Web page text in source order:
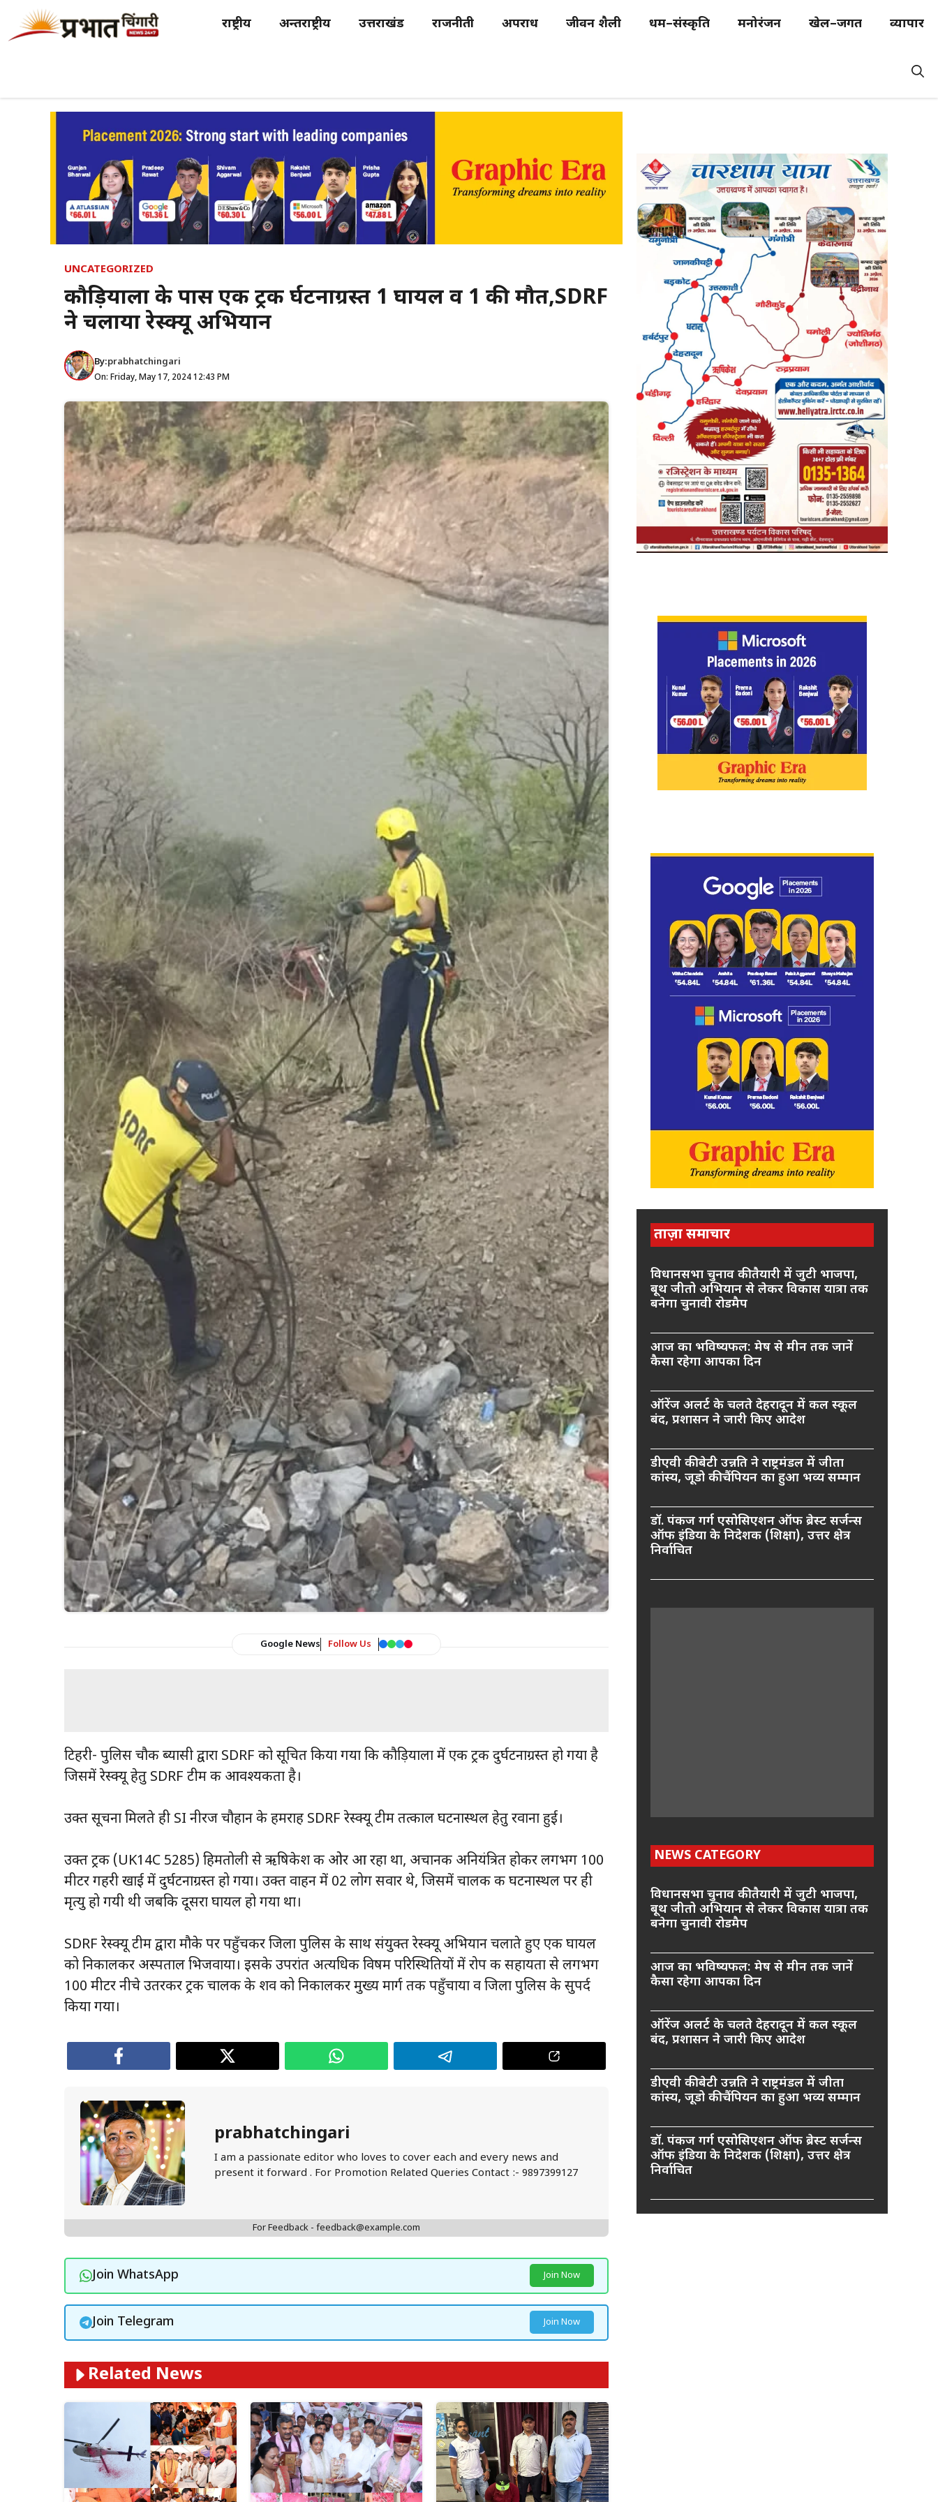
राष्ट्रीय अन्तर्राष्ट्रीय उत्तराखंड राजनीती अपराध जीवन शैली धर्म–संस्कृति मनोरंजन खेल–जगत व्यापार
UNCATEGORIZED
कौड़ियाला के पास एक ट्रक दुर्घटनाग्रस्त 1 घायल व 1 की मौत,SDRF
ने चलाया रेस्क्यू अभियान
By:prabhatchingari
On: Friday, May 17, 2024 12:43 PM
Google News Follow Us
टिहरी- पुलिस चौकी ब्यासी द्वारा SDRF को सूचित किया गया कि कौड़ियाला में एक ट्रक दुर्घटनाग्रस्त हो गया है
जिसमें रेस्क्यू हेतु SDRF टीम की आवश्यकता है।
उक्त सूचना मिलते ही SI नीरज चौहान के हमराह SDRF रेस्क्यू टीम तत्काल घटनास्थल हेतु रवाना हुई।
उक्त ट्रक (UK14C 5285) हिमतोली से ऋषिकेश की ओर आ रहा था, अचानक अनियंत्रित होकर लगभग 100
मीटर गहरी खाई में दुर्घटनाग्रस्त हो गया। उक्त वाहन में 02 लोग सवार थे, जिसमें चालक की घटनास्थल पर ही
मृत्यु हो गयी थी जबकि दूसरा घायल हो गया था।
SDRF रेस्क्यू टीम द्वारा मौके पर पहुँचकर जिला पुलिस के साथ संयुक्त रेस्क्यू अभियान चलाते हुए एक घायल
को निकालकर अस्पताल भिजवाया। इसके उपरांत अत्यधिक विषम परिस्थितियों में रोप की सहायता से लगभग
100 मीटर नीचे उतरकर ट्रक चालक के शव को निकालकर मुख्य मार्ग तक पहुँचाया व जिला पुलिस के सुपर्द
किया गया।
prabhatchingari
I am a passionate editor who loves to cover each and every news and
present it forward . For Promotion Related Queries Contact :- 9897399127
For Feedback - feedback@example.com
Join WhatsApp Join Now
Join Telegram Join Now
Related News
ताज़ा समाचार
विधानसभा चुनाव की तैयारी में जुटी भाजपा,
बूथ जीतो अभियान से लेकर विकास यात्रा तक
बनेगा चुनावी रोडमैप
आज का भविष्यफल: मेष से मीन तक जानें
कैसा रहेगा आपका दिन
ऑरेंज अलर्ट के चलते देहरादून में कल स्कूल
बंद, प्रशासन ने जारी किए आदेश
डीएवी की बेटी उन्नति ने राष्ट्रमंडल में जीता
कांस्य, जूडो की चैंपियन का हुआ भव्य सम्मान
डॉ. पंकज गर्ग एसोसिएशन ऑफ ब्रेस्ट सर्जन्स
ऑफ इंडिया के निदेशक (शिक्षा), उत्तर क्षेत्र
निर्वाचित
NEWS CATEGORY
विधानसभा चुनाव की तैयारी में जुटी भाजपा,
बूथ जीतो अभियान से लेकर विकास यात्रा तक
बनेगा चुनावी रोडमैप
आज का भविष्यफल: मेष से मीन तक जानें
कैसा रहेगा आपका दिन
ऑरेंज अलर्ट के चलते देहरादून में कल स्कूल
बंद, प्रशासन ने जारी किए आदेश
डीएवी की बेटी उन्नति ने राष्ट्रमंडल में जीता
कांस्य, जूडो की चैंपियन का हुआ भव्य सम्मान
डॉ. पंकज गर्ग एसोसिएशन ऑफ ब्रेस्ट सर्जन्स
ऑफ इंडिया के निदेशक (शिक्षा), उत्तर क्षेत्र
निर्वाचित